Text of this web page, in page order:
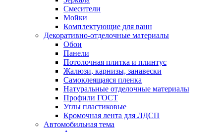
Смесители
Мойки
Комплектующие для ванн
Декоративно-отделочные материалы
Обои
Панели
Потолочная плитка и плинтус
Жалюзи, карнизы, занавески
Самоклеящаяся пленка
Натуральные отделочные материалы
Профили ГОСТ
Углы пластиковые
Кромочная лента для ЛДСП
Автомобильная тема